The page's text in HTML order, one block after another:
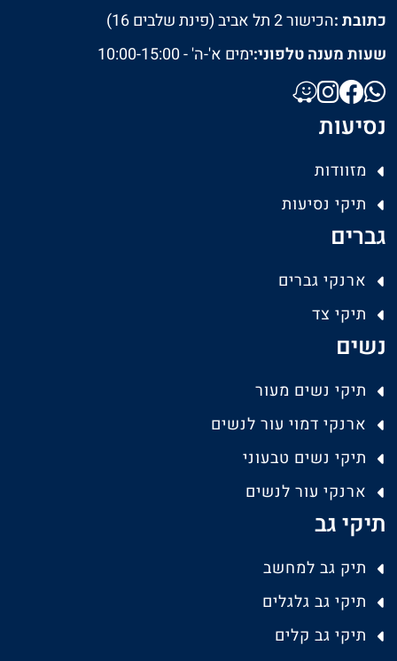
כתובת :הכישור 2 תל אביב (פינת שלבים 16)
שעות מענה טלפוני:ימים א'-ה' - 10:00-15:00
נסיעות
מזוודות
תיקי נסיעות
גברים
ארנקי גברים
תיקי צד
נשים
תיקי נשים מעור
ארנקי דמוי עור לנשים
תיקי נשים טבעוני
ארנקי עור לנשים
תיקי גב
תיק גב למחשב
תיקי גב גלגלים
תיקי גב קלים